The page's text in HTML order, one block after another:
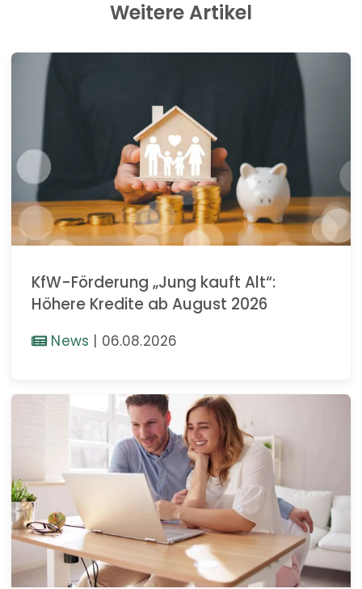
Weitere Artikel
KfW-Förderung „Jung kauft Alt“:
Höhere Kredite ab August 2026
News | 06.08.2026